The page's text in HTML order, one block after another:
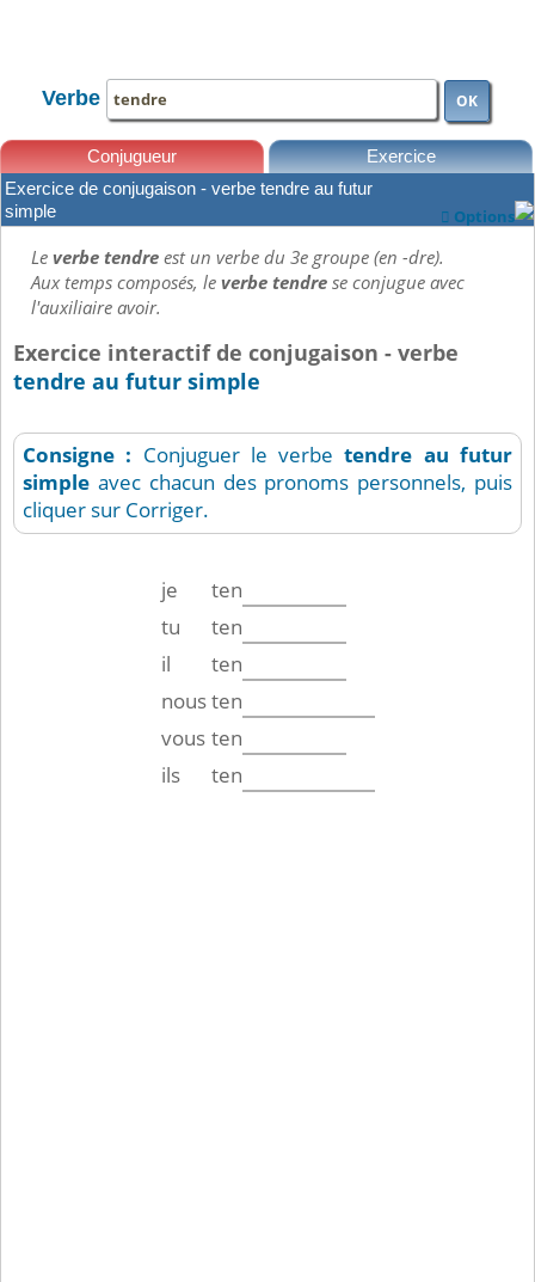
Verbe OK
Conjugueur Exercice
Exercice de conjugaison - verbe tendre au futur
simple
 Options
Leverbe tendreest un verbe du 3e groupe (en -dre).
Aux temps composés, leverbe tendrese conjugue avec
l'auxiliaire avoir.
Exercice interactif de conjugaison - verbe
tendre au futur simple
Consigne : Conjuguer le verbetendre au futur
simple avec chacun des pronoms personnels, puis
cliquer sur Corriger.
je
ten
tu
ten
il
ten
nousten
vous ten
ils
ten